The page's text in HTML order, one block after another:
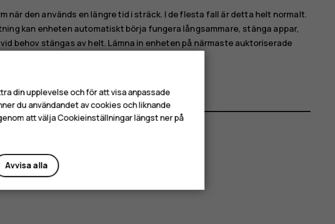
när den används en längre tid i sträck. I de flesta fall är detta helt normalt.
kan enheten automatiskt börja fungera långsammare, stänga appar,
behov stängas av helt. Lämna in enheten på närmaste auktoriserade
din upplevelse och för att visa anpassade
du användandet av cookies och liknande
att välja Cookieinställningar längst ner på
Avvisa alla